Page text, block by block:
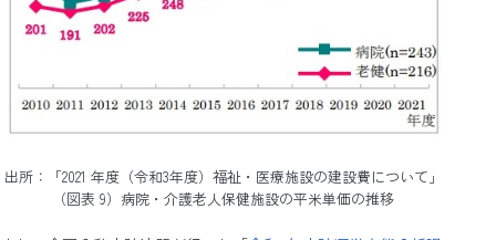
出所：「2021 年度（令和3年度）福祉・医療施設の建設費について」
（図表 9）病院・介護老人保健施設の平米単価の推移